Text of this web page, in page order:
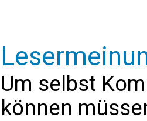
Um selbst
können